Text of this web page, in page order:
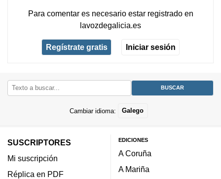
Para comentar es necesario estar registradoen
lavozdegalicia.es
Regístrate gratis Iniciar sesión
Cambiar idioma: Galego
SUSCRIPTORES
Mi suscripción
Réplica en PDF
EDICIONES
A Coruña
A Mariña